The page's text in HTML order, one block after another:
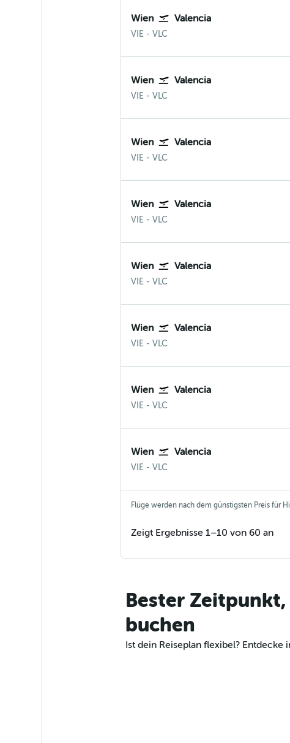
Wien Valencia
VIE Wien-Schwechat
- VLC
Wien Valencia
VIE Wien-Schwechat
- VLC
Wien Valencia
VIE Wien-Schwechat
- VLC
Wien Valencia
VIE Wien-Schwechat
- VLC
Wien Valencia
VIE Wien-Schwechat
- VLC
Wien Valencia
VIE Wien-Schwechat
- VLC
Wien Valencia
VIE Wien-Schwechat
- VLC
Wien Valencia
VIE Wien-Schwechat
- VLC
Flüge werden nach dem günstigsten Preis für
Zeigt Ergebnisse 1–10 von 60 an
Bester
buchen
Ist dein Reiseplan flexibel?